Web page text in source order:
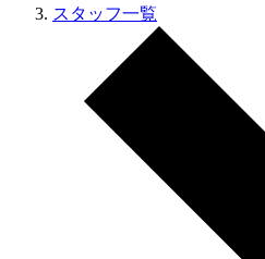
スタッフ一覧